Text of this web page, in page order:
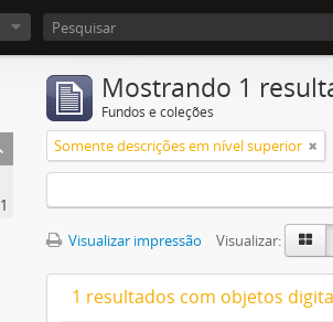
1
Mostrando 1
Fundos e coleções
Somente descrições em nível superior
Visualizar impressão Visualizar:
1 resultados com objetos